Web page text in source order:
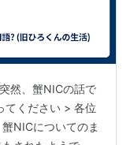
然、蟹NICの話で
てください > 各位
NICについてのま